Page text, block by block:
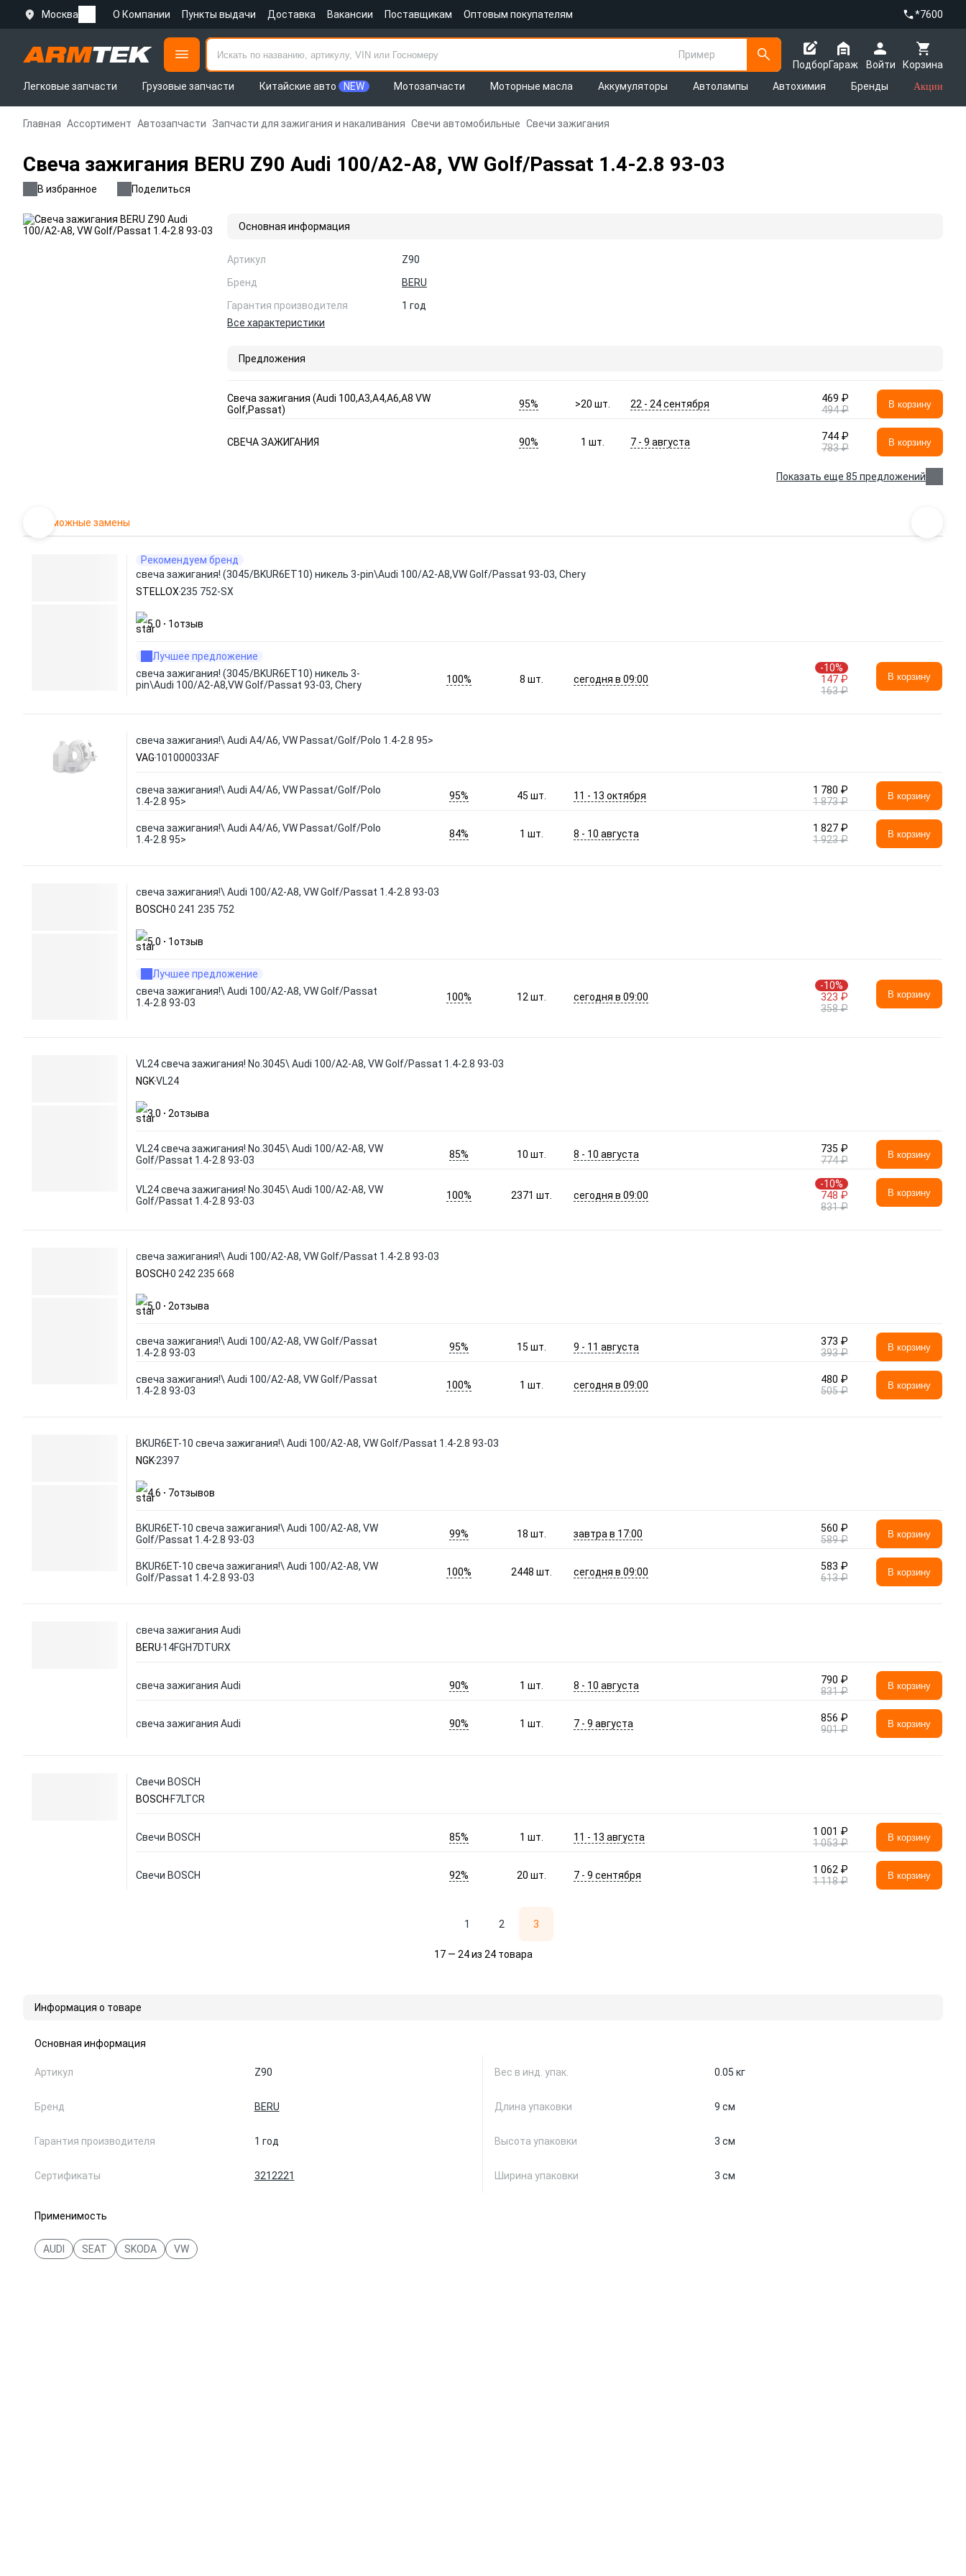
Москва О Компании Пункты выдачи Доставка Вакансии Поставщикам Оптовым покупателям *7600
Пример
Подбор
Корзина
Гараж
Войти
Легковые запчасти
Грузовые запчасти Китайские авто NEW Мотозапчасти Моторные масла Аккумуляторы Автолампы Автохимия Бренды Акции
Главная Ассортимент Автозапчасти Запчасти для зажигания и накаливания Свечи автомобильные Свечи зажигания
Свеча зажигания BERU Z90 Audi 100/A2-A8, VW Golf/Passat 1.4-2.8 93-03
В избранное Поделиться
Основная информация
Артикул
Z90
Бренд
BERU
Гарантия производителя
1 год
Все характеристики
Предложения
Свеча зажигания (Audi 100,A3,A4,A6,A8 VW
Golf,Passat)
95% >20шт. 22 - 24 сентября
469 ₽
494 ₽
В корзину
СВЕЧА ЗАЖИГАНИЯ 90% 1шт. 7 - 9 августа
744 ₽
783 ₽
В корзину
Показать еще 85 предложений
Возможные замены
Рекомендуем бренд
свеча зажигания! (3045/BKUR6ET10) никель 3-pin\Audi 100/A2-A8,VW Golf/Passat 93-03, Chery
STELLOX 235 752-SX
5.0 1отзыв
Лучшее предложение
свеча зажигания! (3045/BKUR6ET10) никель 3-
pin\Audi 100/A2-A8,VW Golf/Passat 93-03, Chery
100% 8шт. сегодня в 09:00
-10%
147 ₽
163 ₽
В корзину
свеча зажигания!\ Audi A4/A6, VW Passat/Golf/Polo 1.4-2.8 95>
VAG 101000033AF
свеча зажигания!\ Audi A4/A6, VW Passat/Golf/Polo
1.4-2.8 95>
95% 45шт. 11 - 13 октября
1 780 ₽
1 873 ₽
В корзину
свеча зажигания!\ Audi A4/A6, VW Passat/Golf/Polo
1.4-2.8 95>
84% 1шт. 8 - 10 августа
1 827 ₽
1 923 ₽
В корзину
свеча зажигания!\ Audi 100/A2-A8, VW Golf/Passat 1.4-2.8 93-03
BOSCH 0 241 235 752
5.0 1отзыв
Лучшее предложение
свеча зажигания!\ Audi 100/A2-A8, VW Golf/Passat
1.4-2.8 93-03
100% 12шт. сегодня в 09:00
-10%
323 ₽
358 ₽
В корзину
VL24 свеча зажигания! No.3045\ Audi 100/A2-A8, VW Golf/Passat 1.4-2.8 93-03
NGKVL24
3.0 2отзыва
VL24 свеча зажигания! No.3045\ Audi 100/A2-A8, VW
Golf/Passat 1.4-2.8 93-03
85% 10шт. 8 - 10 августа
735 ₽
774 ₽
В корзину
VL24 свеча зажигания! No.3045\ Audi 100/A2-A8, VW
Golf/Passat 1.4-2.8 93-03
100% 2371шт. сегодня в 09:00
-10%
748 ₽
831 ₽
В корзину
свеча зажигания!\ Audi 100/A2-A8, VW Golf/Passat 1.4-2.8 93-03
BOSCH 0 242 235 668
5.0 2отзыва
свеча зажигания!\ Audi 100/A2-A8, VW Golf/Passat
1.4-2.8 93-03
95% 15шт. 9 - 11 августа
373 ₽
393 ₽
В корзину
свеча зажигания!\ Audi 100/A2-A8, VW Golf/Passat
1.4-2.8 93-03
100% 1шт. сегодня в 09:00
480 ₽
505 ₽
В корзину
BKUR6ET-10 свеча зажигания!\ Audi 100/A2-A8, VW Golf/Passat 1.4-2.8 93-03
NGK2397
4.6 7отзывов
BKUR6ET-10 свеча зажигания!\ Audi 100/A2-A8, VW
Golf/Passat 1.4-2.8 93-03
99% 18шт. завтра в 17:00
560 ₽
589 ₽
В корзину
BKUR6ET-10 свеча зажигания!\ Audi 100/A2-A8, VW
Golf/Passat 1.4-2.8 93-03
100% 2448шт. сегодня в 09:00
583 ₽
613 ₽
В корзину
свеча зажигания Audi
BERU 14FGH7DTURX
свеча зажигания Audi 90% 1шт. 8 - 10 августа
790 ₽
831 ₽
В корзину
свеча зажигания Audi 90% 1шт. 7 - 9 августа
856 ₽
901 ₽
В корзину
Свечи BOSCH
BOSCH F7LTCR
Свечи BOSCH 85% 1шт. 11 - 13 августа
1 001 ₽
1 053 ₽
В корзину
Свечи BOSCH 92% 20шт. 7 - 9 сентября
1 062 ₽
1 118 ₽
В корзину
1 2 3
17 — 24 из 24 товара
Информация о товаре
Основная информация
Артикул Z90
Бренд BERU
Гарантия производителя 1 год
Сертификаты 3212221
Вес в инд. упак. 0.05 кг
Длина упаковки 9 см
Высота упаковки 3 см
Ширина упаковки 3 см
Применимость
AUDI SEAT SKODA VW